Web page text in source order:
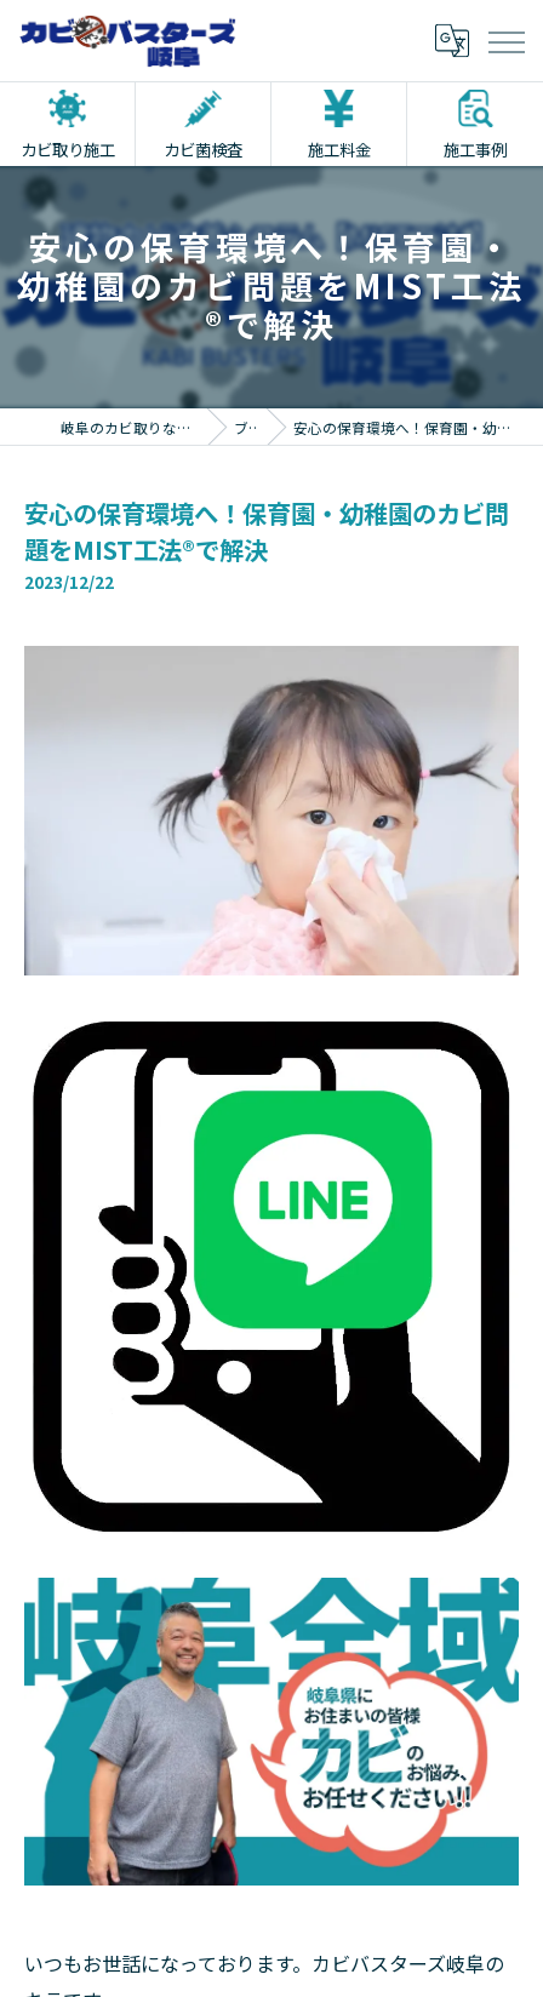
カビ取り施工 カビ菌検査 施工料金 施工事例
安心の保育環境へ！保育園・
幼稚園のカビ問題をMIST工法
®で解決
岐阜のカビ取りならカビバスターズ岐阜 ブログ 安心の保育環境へ！保育園・幼稚園のカビ問題をMIST工法®で解決
安心の保育環境へ！保育園・幼稚園のカビ問
題をMIST工法®で解決
2023/12/22
いつもお世話になっております。カビバスターズ岐阜の